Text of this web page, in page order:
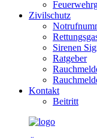
Zivilschutz
Sirenen
Ratgeber
Kontakt
Beitritt